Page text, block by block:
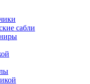
сабли